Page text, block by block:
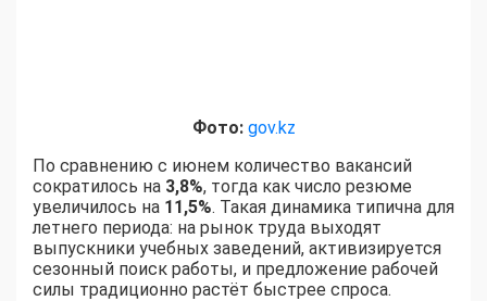
Фото: gov.kz
По сравнению с июнем количество вакансий
сократилось на 3,8%, тогда как число резюме
увеличилось на 11,5%. Такая динамика типична для
летнего периода: на рынок труда выходят
выпускники учебных заведений, активизируется
сезонный поиск работы, и предложение рабочей
силы традиционно растёт быстрее спроса.